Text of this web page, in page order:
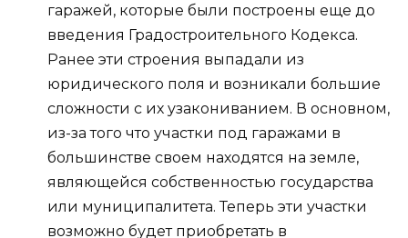
гаражей, которые были построены еще до
введения Градостроительного Кодекса.
Ранее эти строения выпадали из
юридического поля и возникали большие
сложности с их узакониванием. В основном,
из-за того что участки под гаражами в
большинстве своем находятся на земле,
являющейся собственностью государства
или муниципалитета. Теперь эти участки
возможно будет приобретать в